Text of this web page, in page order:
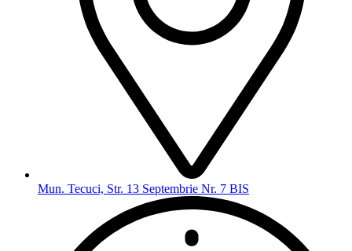
Mun. Tecuci, Str. 13 Septembrie Nr. 7 BIS